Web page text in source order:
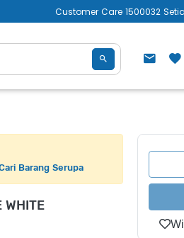
Customer Care 1500032
Barang Serupa
WHITE